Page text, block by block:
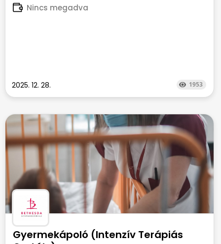
Nincs megadva
2025. 12. 28. 1953
Gyermekápoló (Intenzív Terápiás